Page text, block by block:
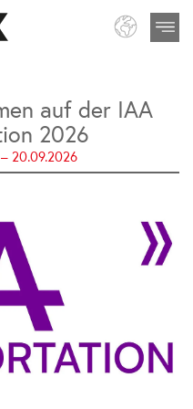
auf der IAA
2026
20.09.2026